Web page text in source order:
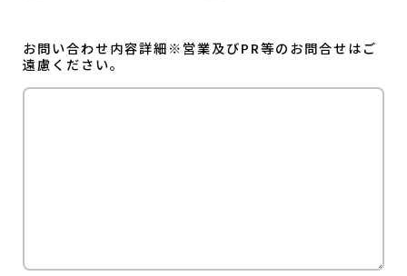
お問い合わせ内容詳細※営業及びPR等のお問合せはご
遠慮ください。